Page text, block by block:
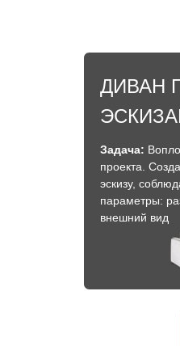
ДИВАН
Задача:
проекта.
эскизу,
параметры:
внешний вид